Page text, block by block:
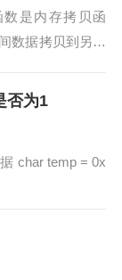
是内存拷贝函
数据拷贝到另一
否为1
char temp = 0x